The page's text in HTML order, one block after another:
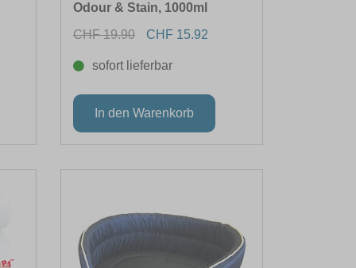
Odour & Stain, 1000ml
CHF 19.90
CHF 15.92
sofort lieferbar